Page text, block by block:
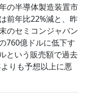
の半導体製造装置市
前年比22%減と、昨
のセミコンジャパン
760億ドルに低下す
という販売額で過去
りも予想以上に悪